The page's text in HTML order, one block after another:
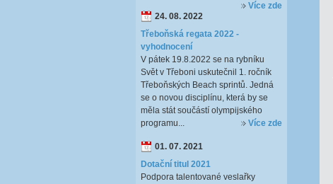
Více zde
24. 08. 2022
Třeboňská regata 2022 -
vyhodnocení
V pátek 19.8.2022 se na rybníku
Svět v Třeboni uskutečnil 1. ročník
Třeboňských Beach sprintů. Jedná
se o novou disciplínu, která by se
měla stát součástí olympijského
programu...
Více zde
01. 07. 2021
Dotační titul 2021
Podpora talentované veslařky